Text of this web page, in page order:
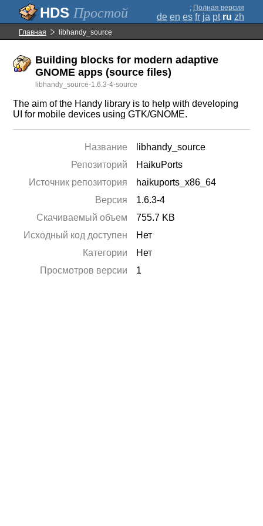
Простой ; Полная версия
de en es fr ja pt ru zh
Главная libhandy_source
Building blocks for modern adaptive
GNOME apps (source files)
libhandy_source-1.6.3-4-source
The aim of the Handy library is to help with developing
UI for mobile devices using GTK/GNOME.
Название
libhandy_source
Репозиторий
HaikuPorts
Источник репозитория
haikuports_x86_64
Версия
1.6.3-4
Скачиваемый объем
755.7 KB
Исходный код доступен
Нет
Категории
Нет
Просмотров версии
1